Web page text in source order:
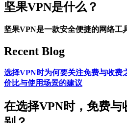
坚果VPN是什么？
坚果VPN是一款安全便捷的网络工
Recent Blog
选择VPN时为何要关注免费与收费
价比与使用场景的建议
在选择VPN时，免费与